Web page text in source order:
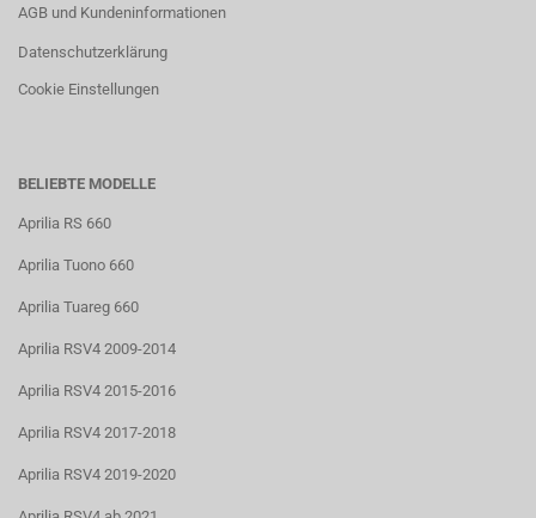
AGB und Kundeninformationen
Datenschutzerklärung
Cookie Einstellungen
BELIEBTE MODELLE
Aprilia RS 660
Aprilia Tuono 660
Aprilia Tuareg 660
Aprilia RSV4 2009-2014
Aprilia RSV4 2015-2016
Aprilia RSV4 2017-2018
Aprilia RSV4 2019-2020